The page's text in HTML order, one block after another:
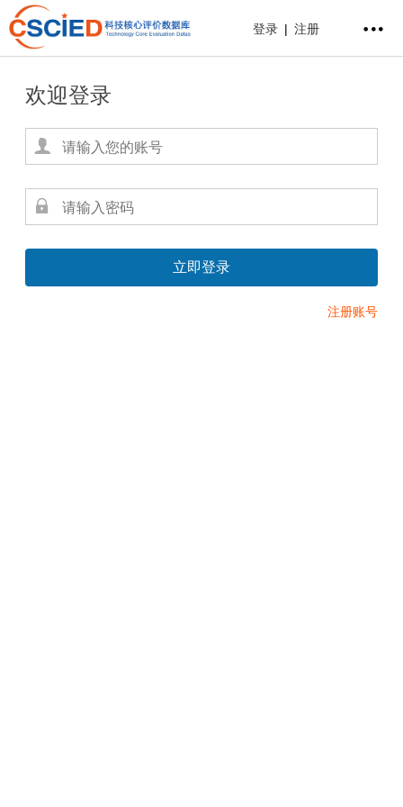
登录 | 注册
欢迎登录
注册账号